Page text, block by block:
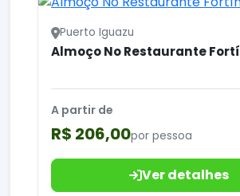
Puerto Iguazu
Almoço No Restaurante
A partir de
R$ 206,00por pessoa
Ver detalhes